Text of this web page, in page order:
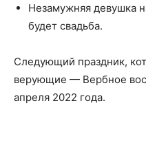
Незамужняя девушка
будет свадьба.
Следующий праздник,
верующие — Вербное
апреля 2022 года.